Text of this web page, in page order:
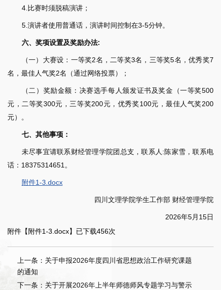
4.比赛时须脱稿演讲；
5.演讲者使用普通话，演讲时间控制在3-5分钟。
六、奖项设置及奖励办法:
（一）大赛设：一等奖2名，二等奖3名，三等奖5名，优秀奖7
名，最佳人气奖2名（通过网络投票）；
（二）奖励金额：决赛选手每人颁发证书及奖金（一等奖500
元，二等奖300元，三等奖200元，优秀奖100元，最佳人气奖200
元）。
七、其他事项：
未尽事宜请联系财经管理学院团总支，联系人:陈家雪，联系电
话：18375314651。
附件1-3.docx
四川文理学院学生工作部 财经管理学院
2026年5月15日
附件【 附件1-3.docx】已下载456次
上一条：关于申报2026年度四川省思想政治工作研究课题
的通知
下一条：关于开展2026年上半年师德师风专题学习与警示